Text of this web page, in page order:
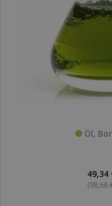
Öl,
49,34
(98,68